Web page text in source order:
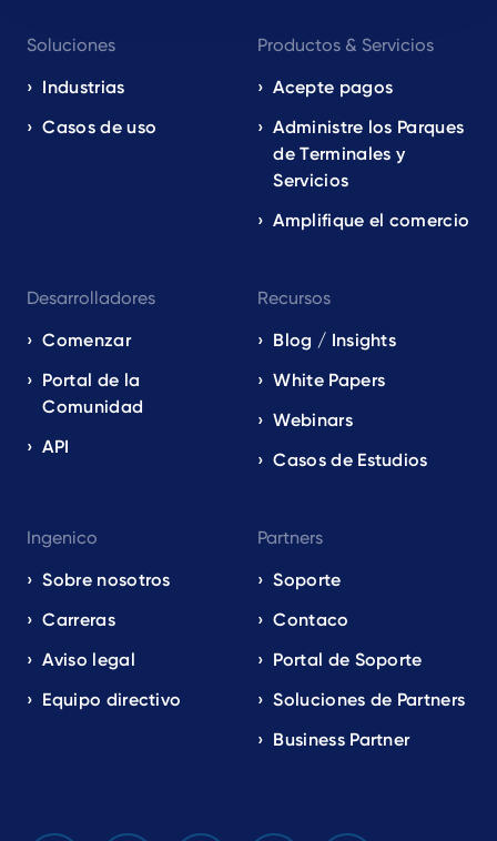
navigation
EN
Soluciones
Industrias
Casos de uso
Productos & Servicios
Acepte pagos
Administre los Parques
de Terminales y
Servicios
Amplifique el comercio
Desarrolladores
Comenzar
Portal de la
Comunidad
API
Recursos
Blog / Insights
White Papers
Webinars
Casos de Estudios
Ingenico
Sobre nosotros
Carreras
Aviso legal
Equipo directivo
Partners
Soporte
Contaco
Portal de Soporte
Soluciones de Partners
Business Partner